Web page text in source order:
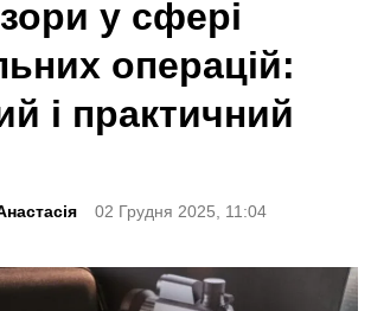
у сфері
операцій:
і практичний
02 Грудня 2025, 11:04